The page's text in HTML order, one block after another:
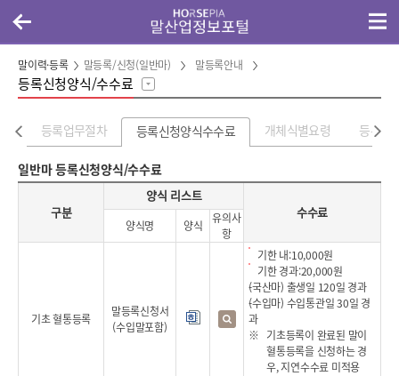
말이력·등록 말등록/신청(일반마) 말등록안내
등록신청양식/수수료
등록업무절차 등록신청양식수수료 개체식별요령 등록규
일반마 등록신청양식/수수료
구분, 양식리스트(양식명, 양식, 유의사항), 수수료로 구성 된 등록신청양식/수수료 안내 표
구분
양식 리스트
수수료
양식명 양식
유의사
항
기초 혈통등록
말등록신청서
(수입말포함)
기한 내:10,000원
기한 경과:20,000원
(국산마) 출생일 120일 경과
(수입마) 수입통관일 30일 경
과
기초등록이 완료된 말이
혈통등록을 신청하는 경
우, 지연수수료 미적용